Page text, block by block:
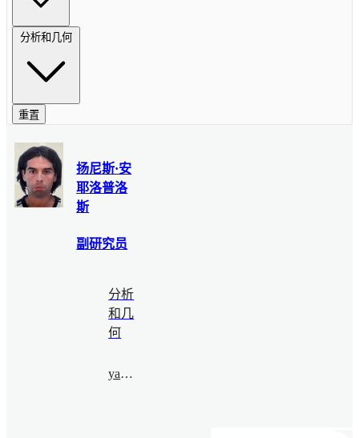
分析和几何
重置
扬尼斯·安
耶洛普洛
斯
副研究员
分析
和几
何
yannis@bimsa.cn